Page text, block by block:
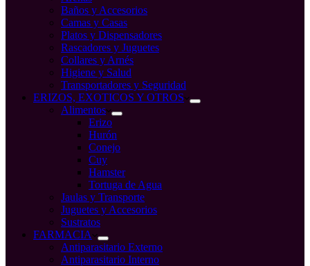
Baños y Accesorios
Camas y Casas
Platos y Dispensadores
Rascadores y Juguetes
Collares y Arnés
Higiene y Salud
Transportadores y Seguridad
ERIZOS, EXOTICOS Y OTROS
Alimentos
Erizo
Hurón
Conejo
Cuy
Hamster
Tortuga de Agua
Jaulas y Transporte
Juguetes y Accesorios
Sustratos
FARMACIA
Antiparasitario Externo
Antiparasitario Interno